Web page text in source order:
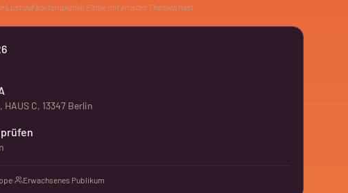
Lust auf kontemplative Filme mit ernsten Themen hast.
C, 13347 Berlin
· Erwachsenes Publikum